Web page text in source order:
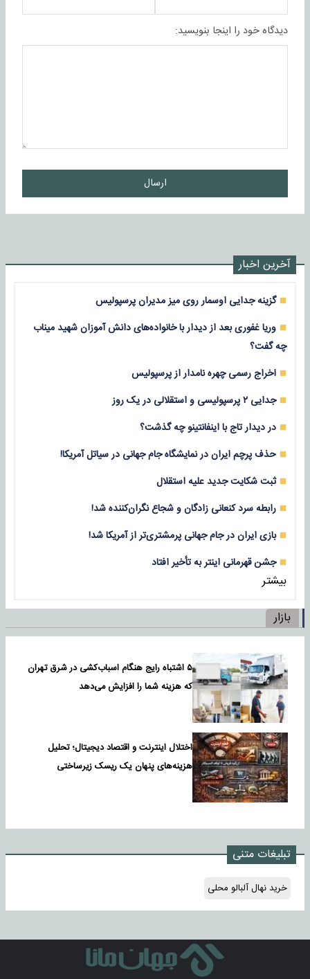
دیدگاه خود را اینجا بنویسید:
ارسال
آخرین اخبار
گزینه جدایی اوسمار روی میز مدیران پرسپولیس
وریا غفوری بعد از دیدار با خانواده‌های دانش آموزان شهید میناب
چه گفت؟
اخراج رسمی چهره نامدار از پرسپولیس
جدایی ۲ پرسپولیسی و استقلالی در یک روز
در دیدار تاج با اینفانتینو چه گذشت؟
حذف پرچم ایران در نمایشگاه جام جهانی در سیاتل آمریکا!
ثبت شکایت جدید علیه استقلال
رابطه سرد کنعانی زادگان و شجاع نگران‌کننده شد!
بازی‌ ایران در جام جهانی پرمشتری‌تر از آمریکا شد!
جشن قهرمانی اینتر به تأخیر افتاد
بیشتر
بازار
۵ اشتباه رایج هنگام اسباب‌کشی در شرق تهران
که هزینه شما را افزایش می‌دهد
اختلال اینترنت و اقتصاد دیجیتال؛ تحلیل
هزینه‌های پنهان یک ریسک زیرساختی
تبلیغات متنی
خرید نهال آلبالو محلی